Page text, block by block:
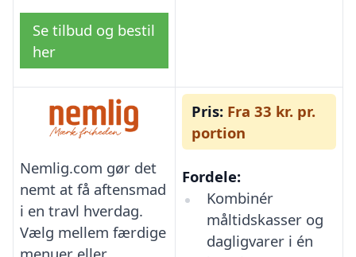
Se tilbud og bestil
her
Nemlig.com gør det
nemt at få aftensmad
i en travl hverdag.
Vælg mellem færdige
Pris: Fra 33 kr. pr.
portion
Fordele:
Kombinér
måltidskasser og
dagligvarer i én